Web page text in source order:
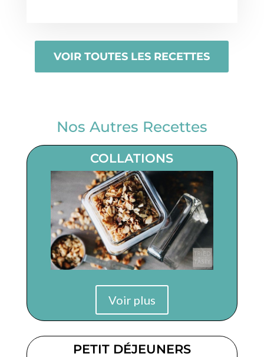
VOIR TOUTES LES RECETTES
Nos Autres Recettes
COLLATIONS
Voir plus
PETIT DÉJEUNERS